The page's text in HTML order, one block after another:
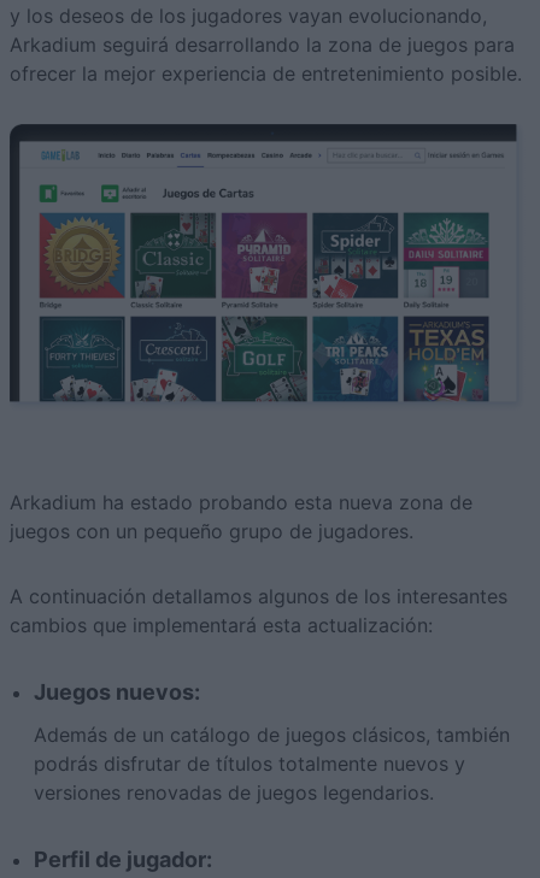
y los deseos de los jugadores vayan evolucionando,
Arkadium seguirá desarrollando la zona de juegos para
ofrecer la mejor experiencia de entretenimiento posible.
Arkadium ha estado probando esta nueva zona de
juegos con un pequeño grupo de jugadores.
A continuación detallamos algunos de los interesantes
cambios que implementará esta actualización:
Juegos nuevos:
Además de un catálogo de juegos clásicos, también
podrás disfrutar de títulos totalmente nuevos y
versiones renovadas de juegos legendarios.
Perfil de jugador: